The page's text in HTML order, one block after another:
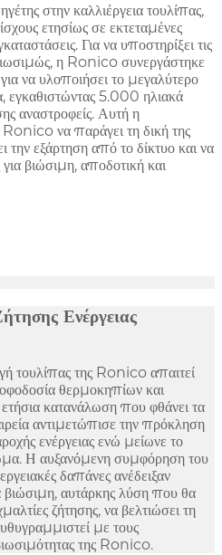
στην καλλιέργεια τουλίπας,
ετησίως σε εκτεταμένες
Για να υποστηρίξει τις
η Ronico συνεργάστηκε
να υλοποιήσει το μεγαλύτερο
εγκαθιστώντας 5.000 ηλιακά
αναστροφείς. Αυτή η
να παράγει τη δική της
την εξάρτηση από το δίκτυο και να
βιώσιμη, αποδοτική και
Ενέργειας
τουλίπας της Ronico απαιτεί
θερμοκηπίων και
ετήσια κατανάλωση που φθάνει τα
αντιμετώπισε την πρόκληση
ενέργειας ενώ μείωνε το
Η αυξανόμενη συμφόρηση του
δαπάνες ανέδειξαν
βιώσιμη, αυτάρκης λύση που θα
ζήτησης, να βελτιώσει τη
με τους
της Ronico.